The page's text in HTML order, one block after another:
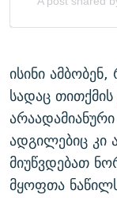
ისინი
სადაც
ადგილებიც კი
მიუწვდებათ
მყოფთა